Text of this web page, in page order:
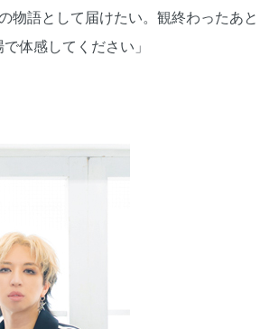
物語として届けたい。観終わったあと
体感してください」